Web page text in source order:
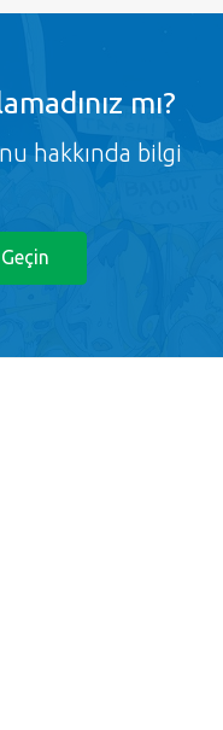
mı?
hakkında bilgi